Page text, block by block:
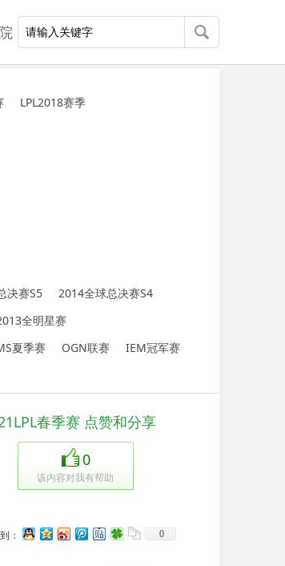
LPL2018赛季
决赛S5
2014全球总决赛S4
全明星赛
夏季赛 OGN联赛
IEM冠军赛
春季赛 点赞和分享
0
该内容对我有帮助
： 0